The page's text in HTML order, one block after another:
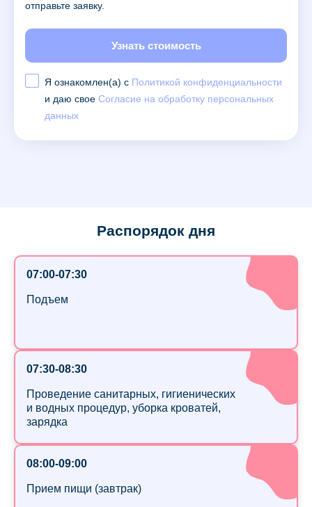
отправьте заявку.
Узнать стоимость
Я ознакомлен(а) с Политикой конфиденциальности
и даю свое Согласие на обработку персональных
данных
Распорядок дня
07:00-07:30
Подъем
07:30-08:30
Проведение санитарных, гигиенических
и водных процедур, уборка кроватей,
зарядка
08:00-09:00
Прием пищи (завтрак)